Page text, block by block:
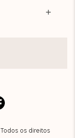
Todos os direitos